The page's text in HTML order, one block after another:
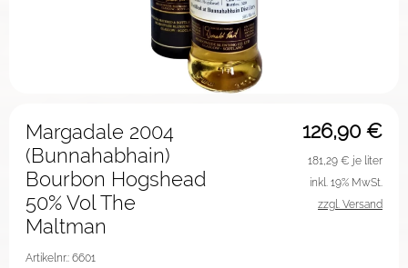
126,90 €
Margadale 2004
(Bunnahabhain)
Bourbon Hogshead
50% Vol The
Maltman
Artikelnr.: 6601
181,29 € je liter
inkl. 19% MwSt.
zzgl. Versand